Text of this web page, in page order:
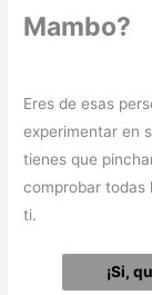
Mambo?
Eres de esas
experimentar en
tienes que
comprobar todas
ti.
¡Si,